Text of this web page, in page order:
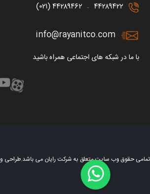
۴۴۲۸۹۴۲۲ – ۴۴۲۸۹۴۶۲ (۰۲۱)
info@rayanitco.com
با ما در شبکه های اجتماعی همراه باشید
تمامی حقوق وب سایت متعلق به شرکت رایان می باشد.طراحی